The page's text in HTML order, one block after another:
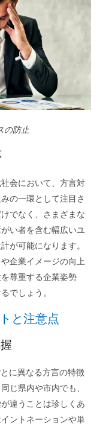
の防止
会において、方言対
の一環として注目さ
でなく、さまざまな
い者を含む幅広いユ
が可能になります。
企業イメージの向上
尊重する企業姿勢
でしょう。
と注意点
に異なる方言の特徴
じ県内や市内でも、
違うことは珍しくあ
ントネーションや単